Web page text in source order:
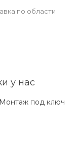
по области
у нас
Монтаж под ключ